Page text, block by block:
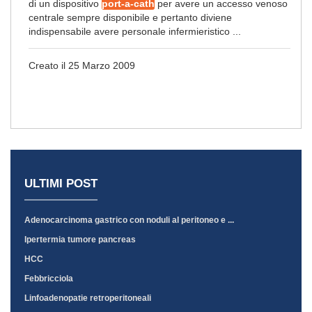
di un dispositivo port-a-cath per avere un accesso venoso
centrale sempre disponibile e pertanto diviene
indispensabile avere personale infermieristico ...
Creato il 25 Marzo 2009
ULTIMI POST
Adenocarcinoma gastrico con noduli al peritoneo e ...
Ipertermia tumore pancreas
HCC
Febbricciola
Linfoadenopatie retroperitoneali